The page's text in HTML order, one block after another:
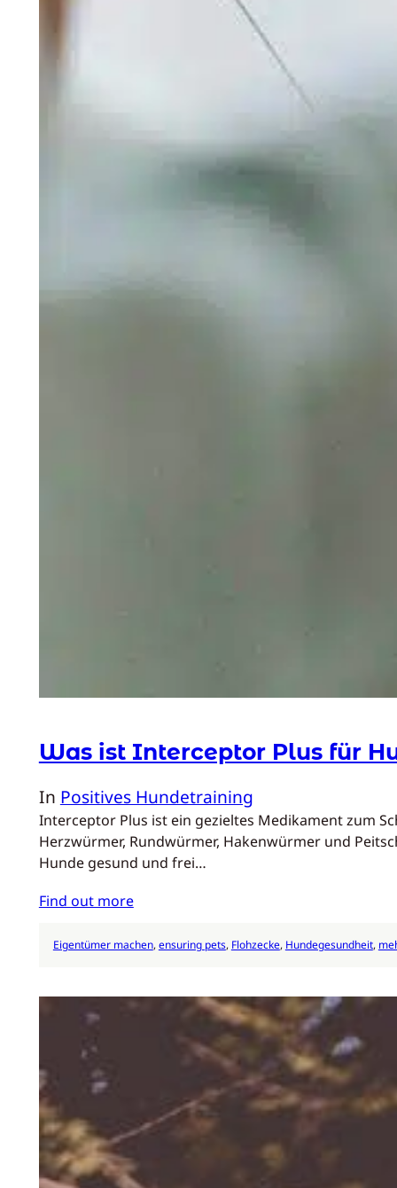
Was ist Interceptor Plus für
In Positives Hundetraining
Interceptor Plus ist ein gezieltes Medikament zum
Herzwürmer, Rundwürmer, Hakenwürmer und
Hunde gesund und frei…
Find out more
Eigentümer machen, ensuring pets, Flohzecke, Hundegesundheit,